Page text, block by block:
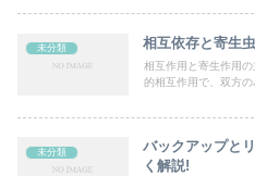
未分類 相互依存と寄生
相互作用と寄生作用
的相互作用で、双方の
未分類
バックアップと
く解説!